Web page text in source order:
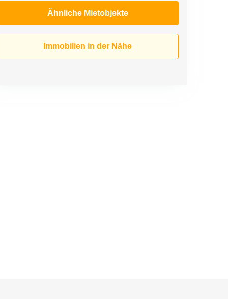
Ähnliche Mietobjekte
Immobilien in der Nähe